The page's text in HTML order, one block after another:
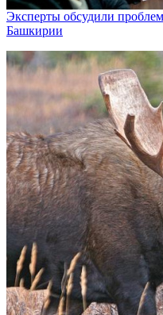
Эксперты обсудили
Башкирии